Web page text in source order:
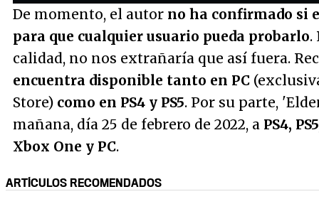
seconds seconds
De momento, el autor no ha confirmado si
para que cualquier usuario pueda probarlo.
calidad, no nos extrañaría que así fuera.
encuentra disponible tanto en PC
Store) como en PS4 y PS5. Por su parte,
mañana, día 25 de febrero de 2022, a PS4,
Xbox One y PC.
ARTÍCULOS RECOMENDADOS